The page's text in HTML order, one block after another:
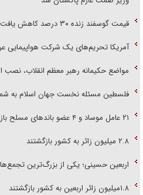
قیمت گوسفند زنده ۳۰ درصد کاهش یافت؛ گوشت ارزان نشد
آمریکا تحریم‌های یک شرکت هواپیمایی
مواضع حکیمانه رهبر معظم انقلاب، نصب
فلسطین مسئله نخست جهان اسلام به
۲۱ عامل موساد و ۴ عضو باند‌های مسلح بازداشت شدند
۲.۸ میلیون زائر به کشور بازگشتند
اربعین حسینی؛ یکی از بزرگ‌ترین
۱.۸میلیون زائر اربعین به کشور بازگشتند